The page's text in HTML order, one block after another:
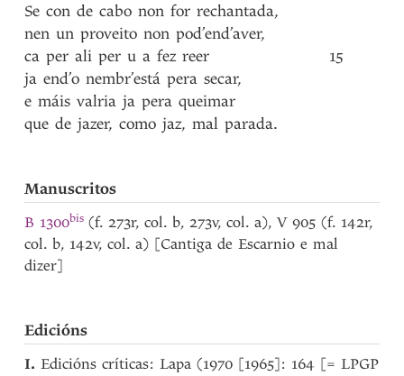
Se con de cabo non for rechantada,
nen un proveito non pod’end’aver,
ca per ali per u a fez reer
ja end’o nembr’está pera secar,
e máis valria ja pera queimar
que de jazer, como jaz, mal parada.
15
Manuscritos
B 1300bis (f. 273r, col. b, 273v, col. a), V 905 (f. 142r,
col. b, 142v, col. a) [Cantiga de Escarnio e mal
dizer]
Edicións
I. Edicións críticas: Lapa (1970 [1965]: 164 [= LPGP